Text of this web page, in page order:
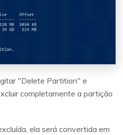
"Delete Partition" e
completamente a partição
ela será convertida em